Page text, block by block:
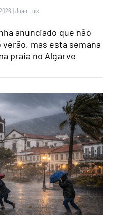
|João Luís
anunciado que não
mas esta semana
praia no Algarve